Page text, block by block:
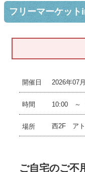
フリーマーケッ
開催日 2026年07
時間 10:00 ～
場所 西2F アト
ご自宅のご不